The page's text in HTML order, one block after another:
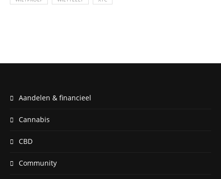
Aandelen & financieel
Cannabis
CBD
Community